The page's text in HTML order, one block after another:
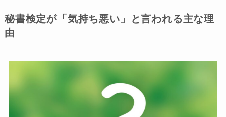
秘書検定が「気持ち悪い」と言われる主な理
由